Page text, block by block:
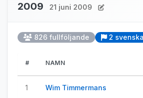
2009 21 juni 2009
826 fullföljande 2
# NAMN
1 Wim Timmermans